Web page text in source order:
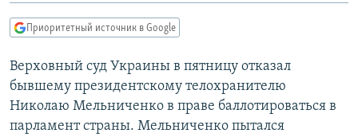
СИБИРЬ.РЕАЛИИ
ПОДПИШИТЕСЬ НА РАССЫЛКУ
Приоритетный источник в Google
Верховный суд Украины в пятницу отказал
бывшему президентскому телохранителю
Николаю Мельниченко в праве баллотироваться в
парламент страны. Мельниченко пытался